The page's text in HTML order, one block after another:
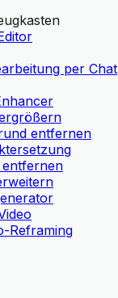
per Chat
entfernen
entfernen
Reframing